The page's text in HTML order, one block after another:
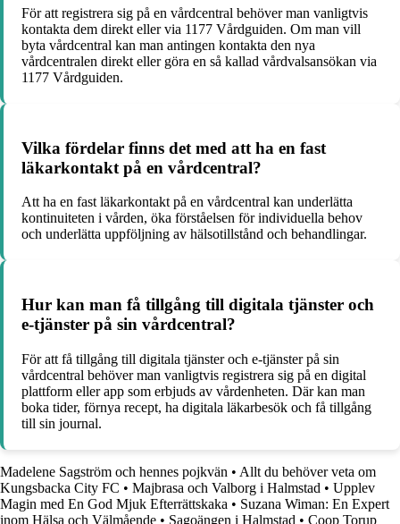
För att registrera sig på en vårdcentral behöver man vanligtvis
kontakta dem direkt eller via 1177 Vårdguiden. Om man vill
byta vårdcentral kan man antingen kontakta den nya
vårdcentralen direkt eller göra en så kallad vårdvalsansökan via
1177 Vårdguiden.
Vilka fördelar finns det med att ha en fast
läkarkontakt på en vårdcentral?
Att ha en fast läkarkontakt på en vårdcentral kan underlätta
kontinuiteten i vården, öka förståelsen för individuella behov
och underlätta uppföljning av hälsotillstånd och behandlingar.
Hur kan man få tillgång till digitala tjänster och
e-tjänster på sin vårdcentral?
För att få tillgång till digitala tjänster och e-tjänster på sin
vårdcentral behöver man vanligtvis registrera sig på en digital
plattform eller app som erbjuds av vårdenheten. Där kan man
boka tider, förnya recept, ha digitala läkarbesök och få tillgång
till sin journal.
Madelene Sagström och hennes pojkvän • Allt du behöver veta om
Kungsbacka City FC • Majbrasa och Valborg i Halmstad • Upplev
Magin med En God Mjuk Efterrättskaka • Suzana Wiman: En Expert
inom Hälsa och Välmående • Sagoängen i Halmstad • Coop Torup